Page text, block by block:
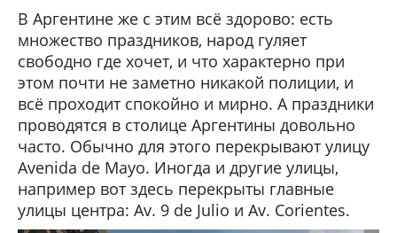
В Аргентине же с этим всё здорово: есть
множество праздников, народ гуляет
свободно где хочет, и что характерно при
этом почти не заметно никакой полиции, и
всё проходит спокойно и мирно. А праздники
проводятся в столице Аргентины довольно
часто. Обычно для этого перекрывают улицу
Avenida de Mayo. Иногда и другие улицы,
например вот здесь перекрыты главные
улицы центра: Av. 9 de Julio и Av. Corientes.